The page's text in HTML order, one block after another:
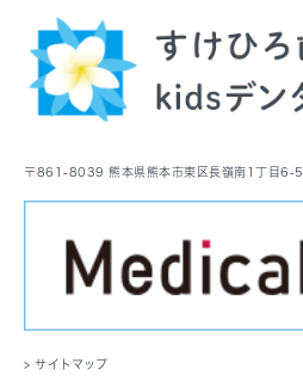
〒861-8039 熊本県熊本市東区長嶺南1丁目6-5
> サイトマップ